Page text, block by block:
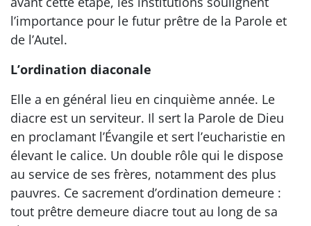
l’importance pour le futur prêtre de la Parole et
de l’Autel.
L’ordination diaconale
Elle a en général lieu en cinquième année. Le
diacre est un serviteur. Il sert la Parole de Dieu
en proclamant l’Évangile et sert l’eucharistie en
élevant le calice. Un double rôle qui le dispose
au service de ses frères, notamment des plus
pauvres. Ce sacrement d’ordination demeure :
tout prêtre demeure diacre tout au long de sa